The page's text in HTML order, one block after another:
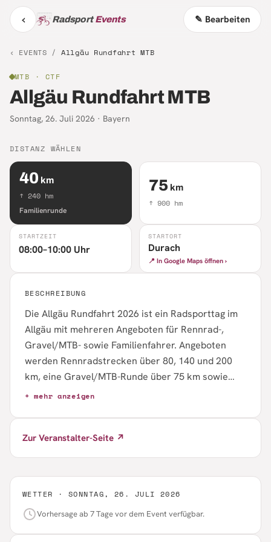
‹ RadsportEvents ✎ Bearbeiten
‹ EVENTS / Allgäu Rundfahrt MTB
MTB · CTF
Allgäu Rundfahrt MTB
Sonntag, 26. Juli 2026 · Bayern
STARTZEIT
08:00–10:00 Uhr
STARTORT
Durach
📍 In Google Maps öffnen ›
DISTANZ WÄHLEN
40 km
↑ 240 hm
Familienrunde
75 km
↑ 900 hm
BESCHREIBUNG
Die Allgäu Rundfahrt 2026 ist ein Radsporttag im
Allgäu mit mehreren Angeboten für Rennrad-,
Gravel/MTB- sowie Familienfahrer. Angeboten
werden Rennradstrecken über 80, 140 und 200
km, eine Gravel/MTB-Runde über 75 km sowie
eine Familienrunde über 40 km. Entlang der
vorgesehen. Die Anmeldung erfolgt online, Kinder
bis 14 Jahre fahren auf der Familienrunde
+ mehr anzeigen
Zur Veranstalter-Seite ↗
WETTER · SONNTAG, 26. JULI 2026
Vorhersage ab 7 Tage vor dem Event verfügbar.